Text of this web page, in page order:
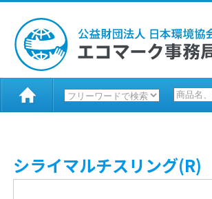
シライマルチスリング(R)